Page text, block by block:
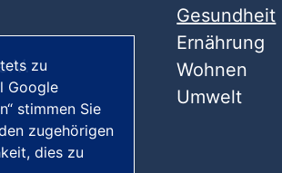
Gesundheit
Ernährung
Wohnen
Umwelt
zu
Google
stimmen Sie
zugehörigen
dies zu